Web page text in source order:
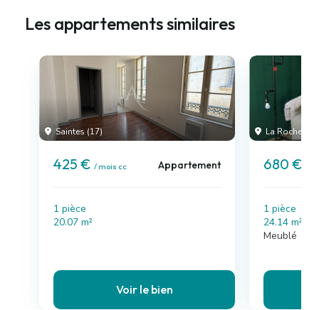
Les appartements similaires
Saintes (17)
425 € / mois cc Appartement
1 pièce
20.07 m²
Voir le bien
La Rochelle
680 €
1 pièce
24.14 m²
Meublé